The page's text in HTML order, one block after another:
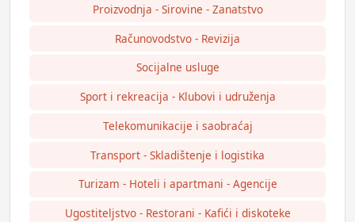
Proizvodnja - Sirovine - Zanatstvo
Računovodstvo - Revizija
Socijalne usluge
Sport i rekreacija - Klubovi i udruženja
Telekomunikacije i saobraćaj
Transport - Skladištenje i logistika
Turizam - Hoteli i apartmani - Agencije
Ugostiteljstvo - Restorani - Kafići i diskoteke